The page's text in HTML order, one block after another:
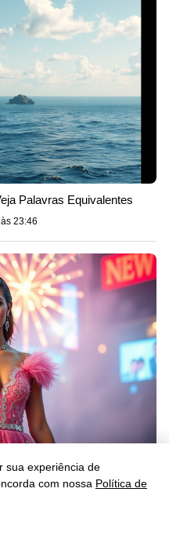
sua experiência de
com nossa Política de
Palavras Equivalentes
23:46
Novo de Rosa?
23:46